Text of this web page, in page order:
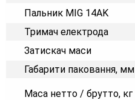
Пальник MIG 14AK
Тримач електрода
Затискач маси
Габарити паковання, мм
Маса нетто / брутто, кг